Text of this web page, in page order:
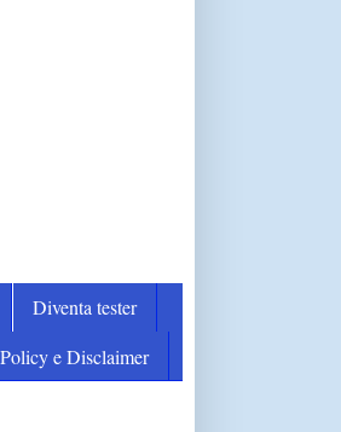
Diventa tester
e Disclaimer